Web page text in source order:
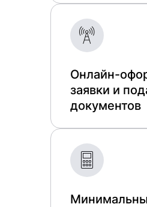
Онлайн-
заявки и
документов